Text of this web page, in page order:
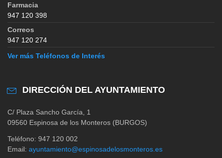
Farmacia
947 120 398
Correos
947 120 274
Ver más Teléfonos de Interés
DIRECCIÓN DEL AYUNTAMIENTO
C/ Plaza Sancho García, 1
09560 Espinosa de los Monteros (BURGOS)
Teléfono: 947 120 002
Email: ayuntamiento@espinosadelosmonteros.es